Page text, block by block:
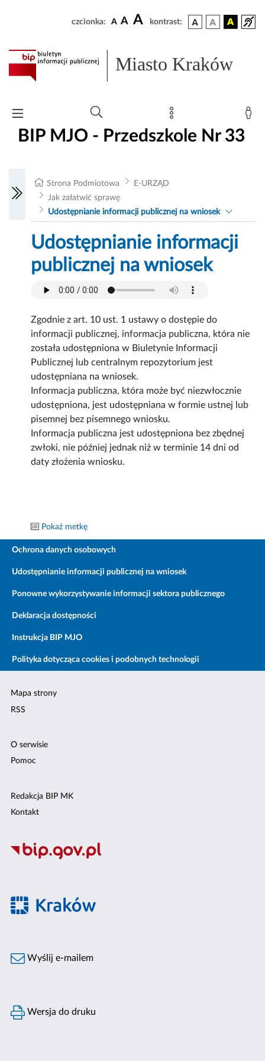
czcionka: A A A kontrast:
Miasto Kraków
BIP MJO - Przedszkole Nr 33
Strona Podmiotowa
E-URZĄD
Jak załatwić sprawę
Udostępnianie informacji publicznej na wniosek
Udostępnianie informacji
publicznej na wniosek
Zgodnie z art. 10 ust. 1 ustawy o dostępie do
informacji publicznej, informacja publiczna, która nie
została udostępniona w Biuletynie Informacji
Publicznej lub centralnym repozytorium jest
udostępniana na wniosek.
Informacja publiczna, która może być niezwłocznie
udostępniona, jest udostępniana w formie ustnej lub
pisemnej bez pisemnego wniosku.
Informacja publiczna jest udostępniona bez zbędnej
zwłoki, nie później jednak niż w terminie 14 dni od
daty złożenia wniosku.
Pokaż metkę
Ochrona danych osobowych
Udostępnianie informacji publicznej na wniosek
Ponowne wykorzystywanie informacji sektora publicznego
Deklaracja dostępności
Instrukcja BIP MJO
Polityka dotycząca cookies i podobnych technologii
Mapa strony
RSS
O serwisie
Pomoc
Redakcja BIP MK
Kontakt
Wyślij e-mailem
Wersja do druku